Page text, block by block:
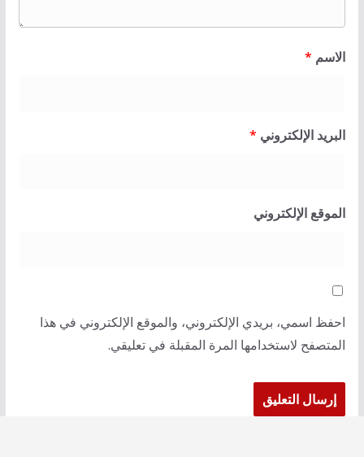
الاسم *
البريد الإلكتروني *
الموقع الإلكتروني
احفظ اسمي، بريدي الإلكتروني، والموقع الإلكتروني في هذا
المتصفح لاستخدامها المرة المقبلة في تعليقي.